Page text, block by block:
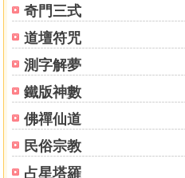
奇門三式
道壇符咒
測字解夢
鐵版神數
佛禪仙道
民俗宗教
占星塔羅